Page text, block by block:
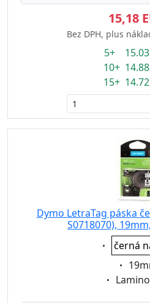
15,18
Bez DPH, plus
5+ 15.03
10+
15+
Dymo LetraTag páska
S0718070),
černá